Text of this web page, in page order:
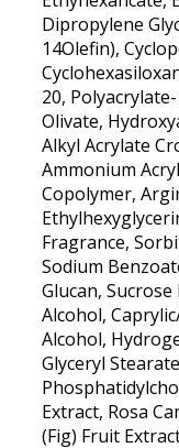
Dipropylene
14Olefin),
20,
Olivate,
Alkyl Acrylate
Ammonium
Copolymer,
Fragrance,
Sodium
Glucan,
Alcohol,
Alcohol,
Glyceryl
Extract, Rosa
(Fig) Fruit